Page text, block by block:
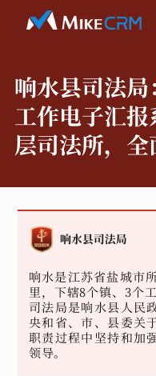
响水县司法局：
工作电子汇
层司法所，
响水是江苏省盐城市
里，下辖8个镇、3个
司法局是响水县人民
央和省、市、县委关
职责过程中坚持和加
领导。